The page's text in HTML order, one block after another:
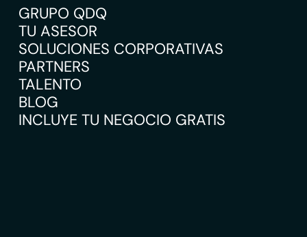
GRUPO QDQ
TU ASESOR
SOLUCIONES CORPORATIVAS
PARTNERS
TALENTO
BLOG
INCLUYE TU NEGOCIO GRATIS